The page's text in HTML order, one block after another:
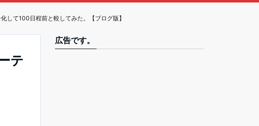
して100日程前と較してみた。【ブログ版】
テ
広告です。